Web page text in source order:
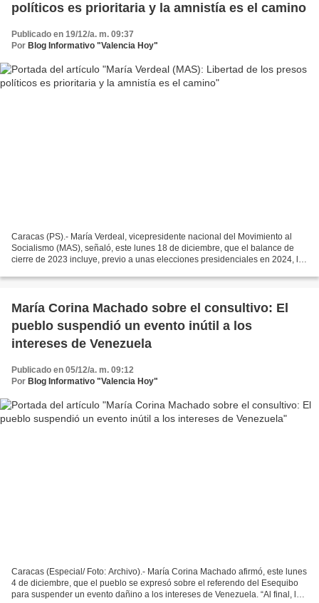
políticos es prioritaria y la amnistía es el camino
Publicado en 19/12/a. m. 09:37
Por Blog Informativo "Valencia Hoy"
Caracas (PS).- María Verdeal, vicepresidente nacional del Movimiento al
Socialismo (MAS), señaló, este lunes 18 de diciembre, que el balance de
cierre de 2023 incluye, previo a unas elecciones presidenciales en 2024, los
María Corina Machado sobre el consultivo: El
pueblo suspendió un evento inútil a los
intereses de Venezuela
Publicado en 05/12/a. m. 09:12
Por Blog Informativo "Valencia Hoy"
Caracas (Especial/ Foto: Archivo).- María Corina Machado afirmó, este lunes
4 de diciembre, que el pueblo se expresó sobre el referendo del Esequibo
para suspender un evento dañino a los intereses de Venezuela. “Al final, la